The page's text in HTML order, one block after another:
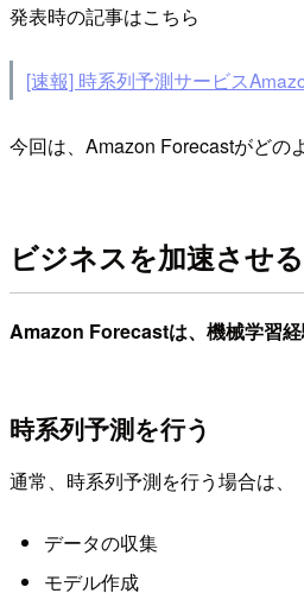
発表時の記事はこちら
[速報] 時系列予測サービス
今回は、Amazon Forecastがどの
ビジネスを加速させ
Amazon Forecastは、機械学習経
時系列予測を行う
通常、時系列予測を行う場合は、
データの収集
モデル作成